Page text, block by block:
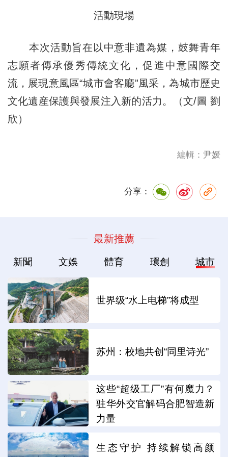
活動現場
本次活動旨在以中意非遺為媒，鼓舞青年
志願者傳承優秀傳統文化，促進中意國際交
流，展現意風區“城市會客廳”風采，為城市歷史
文化遺産保護與發展注入新的活力。（文/圖 劉
欣）
編輯：尹媛
分享：
最新推薦
新聞 文娛 體育 環創 城市
世界级“水上电梯”将成型
苏州：校地共创“同里诗光”
这些“超级工厂”有何魔力？
驻华外交官解码合肥智造新
力量
生态守护 持续解锁高颜